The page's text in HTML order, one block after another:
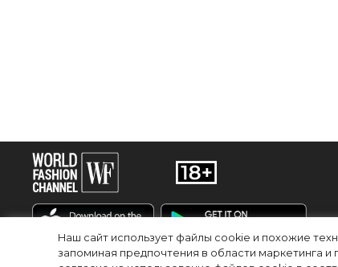
Наш сайт использует файлы cookie и похожие
запоминая предпочтения в области маркетинга